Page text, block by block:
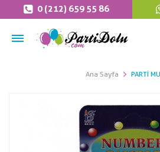
0 (212) 659 55 86
Ana Sayfa PARTI